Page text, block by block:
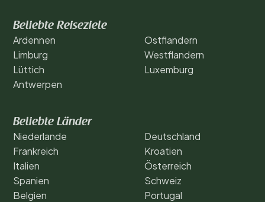
Beliebte Reiseziele
Ardennen
Limburg
Lüttich
Antwerpen
Ostflandern
Westflandern
Luxemburg
Beliebte Länder
Niederlande
Frankreich
Italien
Spanien
Belgien
Deutschland
Kroatien
Österreich
Schweiz
Portugal